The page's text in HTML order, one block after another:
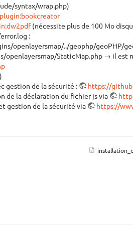
syntax/wrap.php)
(nécessite plus de 100 Mo
:
openlayersmap/../geophp/geoPHP/
StaticMap.php → il est
gestion de la sécurité :
https://
de la déclaration du fichier js via
gestion de la sécurité via
https://